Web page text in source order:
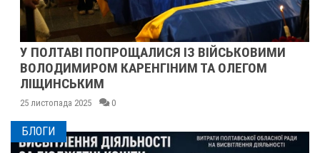
У ПОЛТАВІ ПОПРОЩАЛИСЯ ІЗ ВІЙСЬКОВИМИ
ВОЛОДИМИРОМ КАРЕНГІНИМ ТА ОЛЕГОМ
ЛІЩИНСЬКИМ
25 листопада 2025 0
БЛОГИ